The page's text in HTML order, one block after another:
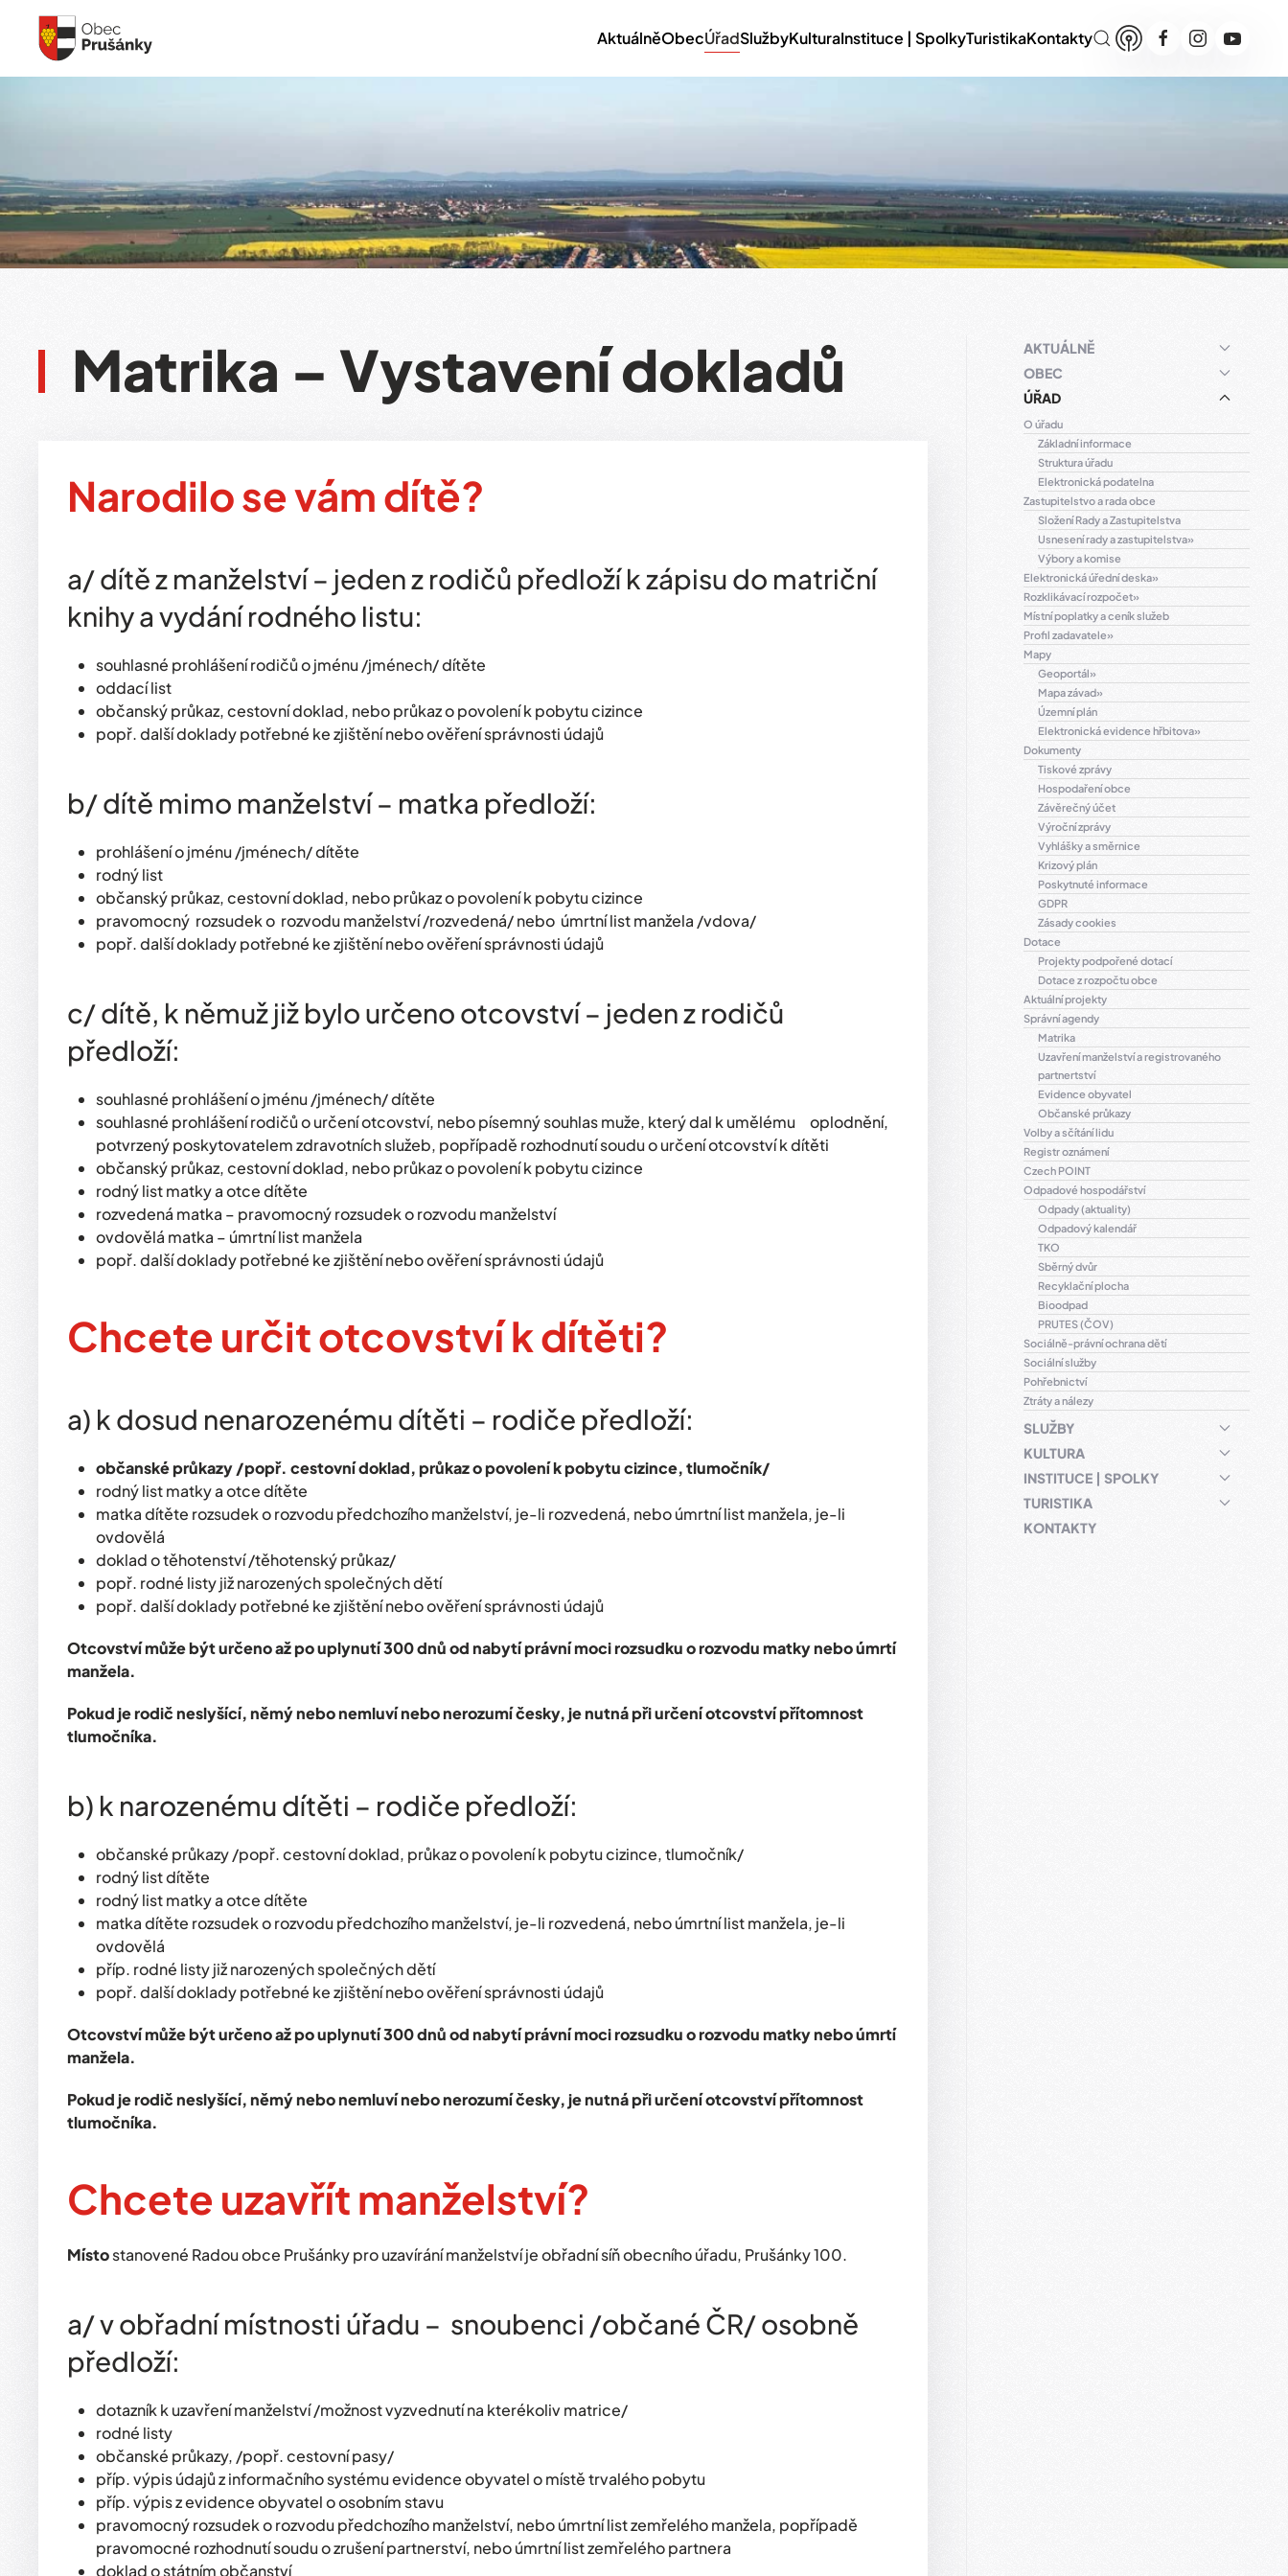
Skip to main content AktuálněObecÚřadSlužbyKulturaInstituce | SpolkyTuristikaKontakty
Matrika – Vystavení dokladů
Narodilo se vám dítě?
a/ dítě z manželství – jeden z rodičů předloží k zápisu do matriční
knihy a vydání rodného listu:
souhlasné prohlášení rodičů o jménu /jménech/ dítěte
oddací list
občanský průkaz, cestovní doklad, nebo průkaz o povolení k pobytu cizince
popř. další doklady potřebné ke zjištění nebo ověření správnosti údajů
b/ dítě mimo manželství – matka předloží:
prohlášení o jménu /jménech/ dítěte
rodný list
občanský průkaz, cestovní doklad, nebo průkaz o povolení k pobytu cizince
pravomocný rozsudek o rozvodu manželství /rozvedená/ nebo úmrtní list manžela /vdova/
popř. další doklady potřebné ke zjištění nebo ověření správnosti údajů
c/ dítě, k němuž již bylo určeno otcovství – jeden z rodičů
předloží:
souhlasné prohlášení o jménu /jménech/ dítěte
souhlasné prohlášení rodičů o určení otcovství, nebo písemný souhlas muže, který dal k umělému oplodnění,
potvrzený poskytovatelem zdravotních služeb, popřípadě rozhodnutí soudu o určení otcovství k dítěti
občanský průkaz, cestovní doklad, nebo průkaz o povolení k pobytu cizince
rodný list matky a otce dítěte
rozvedená matka – pravomocný rozsudek o rozvodu manželství
ovdovělá matka – úmrtní list manžela
popř. další doklady potřebné ke zjištění nebo ověření správnosti údajů
Chcete určit otcovství k dítěti?
a) k dosud nenarozenému dítěti – rodiče předloží:
občanské průkazy /popř. cestovní doklad, průkaz o povolení k pobytu cizince, tlumočník/
rodný list matky a otce dítěte
matka dítěte rozsudek o rozvodu předchozího manželství, je-li rozvedená, nebo úmrtní list manžela, je-li
ovdovělá
doklad o těhotenství /těhotenský průkaz/
popř. rodné listy již narozených společných dětí
popř. další doklady potřebné ke zjištění nebo ověření správnosti údajů
Otcovství může být určeno až po uplynutí 300 dnů od nabytí právní moci rozsudku o rozvodu matky nebo úmrtí
manžela.
Pokud je rodič neslyšící, němý nebo nemluví nebo nerozumí česky, je nutná při určení otcovství přítomnost
tlumočníka.
b) k narozenému dítěti – rodiče předloží:
občanské průkazy /popř. cestovní doklad, průkaz o povolení k pobytu cizince, tlumočník/
rodný list dítěte
rodný list matky a otce dítěte
matka dítěte rozsudek o rozvodu předchozího manželství, je-li rozvedená, nebo úmrtní list manžela, je-li
ovdovělá
příp. rodné listy již narozených společných dětí
popř. další doklady potřebné ke zjištění nebo ověření správnosti údajů
Otcovství může být určeno až po uplynutí 300 dnů od nabytí právní moci rozsudku o rozvodu matky nebo úmrtí
manžela.
Pokud je rodič neslyšící, němý nebo nemluví nebo nerozumí česky, je nutná při určení otcovství přítomnost
tlumočníka.
Chcete uzavřít manželství?
Místostanovené Radou obce Prušánky pro uzavírání manželství je obřadní síň obecního úřadu, Prušánky 100.
a/ v obřadní místnosti úřadu – snoubenci /občané ČR/ osobně
předloží:
dotazník k uzavření manželství /možnost vyzvednutí na kterékoliv matrice/
rodné listy
občanské průkazy, /popř. cestovní pasy/
příp. výpis údajů z informačního systému evidence obyvatel o místě trvalého pobytu
příp. výpis z evidence obyvatel o osobním stavu
pravomocný rozsudek o rozvodu předchozího manželství, nebo úmrtní list zemřelého manžela, popřípadě
pravomocné rozhodnutí soudu o zrušení partnerství, nebo úmrtní list zemřelého partnera
doklad o státním občanství
AKTUÁLNĚ
OBEC
ÚŘAD
O úřadu
Základní informace
Struktura úřadu
Elektronická podatelna
Zastupitelstvo a rada obce
Složení Rady a Zastupitelstva
Usnesení rady a zastupitelstva
Výbory a komise
Elektronická úřední deska
Rozklikávací rozpočet
Místní poplatky a ceník služeb
Profil zadavatele
Mapy
Geoportál
Mapa závad
Územní plán
Elektronická evidence hřbitova
Dokumenty
Tiskové zprávy
Hospodaření obce
Závěrečný účet
Výroční zprávy
Vyhlášky a směrnice
Krizový plán
Poskytnuté informace
GDPR
Zásady cookies
Dotace
Projekty podpořené dotací
Dotace z rozpočtu obce
Aktuální projekty
Správní agendy
Matrika
Uzavření manželství a registrovaného
partnertství
Evidence obyvatel
Občanské průkazy
Volby a sčítání lidu
Registr oznámení
Czech POINT
Odpadové hospodářství
Odpady (aktuality)
Odpadový kalendář
TKO
Sběrný dvůr
Recyklační plocha
Bioodpad
PRUTES (ČOV)
Sociálně-právní ochrana dětí
Sociální služby
Pohřebnictví
Ztráty a nálezy
SLUŽBY
KULTURA
INSTITUCE | SPOLKY
TURISTIKA
KONTAKTY